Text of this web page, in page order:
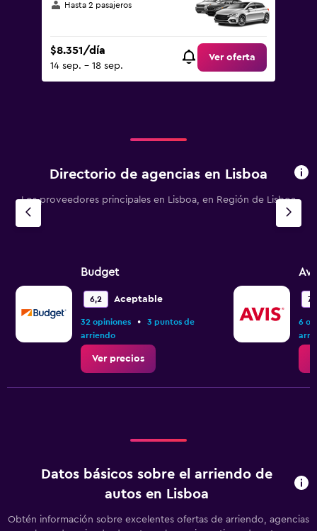
Hasta 2 pasajeros
$8.351/día
14 sep. - 18 sep.
Ver oferta
Directorio de agencias en Lisboa
Los proveedores principales en Lisboa, en Región de Lisboa
Budget
6,2 Aceptable
32 opiniones •
3 puntos de
arriendo
Ver precios
7,1
6
Datos básicos sobre el arriendo de
autos en Lisboa
Obtén información sobre excelentes ofertas de arriendo, agencias